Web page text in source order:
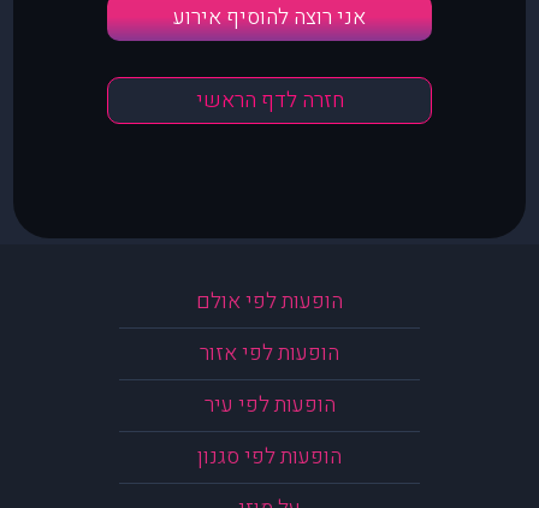
אני רוצה להוסיף אירוע
חזרה לדף הראשי
הופעות לפי אולם
הופעות לפי אזור
הופעות לפי עיר
הופעות לפי סגנון